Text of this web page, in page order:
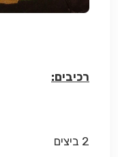
רכיבים:
2 ביצים